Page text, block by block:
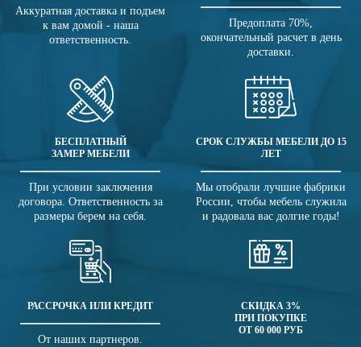
Аккуратная доставка и подъем
к вам домой - наша
ответственность.
Предоплата 70%,
окончательный расчет в день
доставки.
БЕСПЛАТНЫЙ
ЗАМЕР МЕБЕЛИ
При условии заключения
договора. Ответственность за
размеры берем на себя.
СРОК СЛУЖБЫ МЕБЕЛИ ДО 15
ЛЕТ
Мы отобрали лучшие фабрики
России, чтобы мебель служила
и радовала вас долгие годы!
РАССРОЧКА ИЛИ КРЕДИТ
От наших партнеров.
СКИДКА 3%
ПРИ ПОКУПКЕ
ОТ 60 000 РУБ